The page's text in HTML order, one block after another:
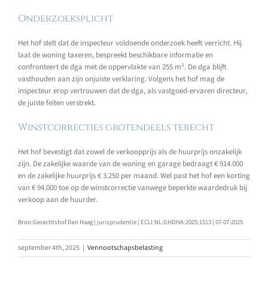
Onderzoeksplicht
Het hof stelt dat de inspecteur voldoende onderzoek heeft verricht. Hij
laat de woning taxeren, bespreekt beschikbare informatie en
confronteert de dga met de oppervlakte van 255 m². De dga blijft
vasthouden aan zijn onjuiste verklaring. Volgens het hof mag de
inspecteur erop vertrouwen dat de dga, als vastgoed-ervaren directeur,
de juiste feiten verstrekt.
Winstcorrecties grotendeels terecht
Het hof bevestigt dat zowel de verkoopprijs als de huurprijs onzakelijk
zijn. De zakelijke waarde van de woning en garage bedraagt € 914.000
en de zakelijke huurprijs € 3.250 per maand. Wel past het hof een korting
van € 94.000 toe op de winstcorrectie vanwege beperkte waardedruk bij
verkoop aan de huurder.
Bron:Gerechtshof Den Haag | jurisprudentie | ECLI:NL:GHDHA:2025:1513 | 07-07-2025
september 4th, 2025 | Vennootschapsbelasting